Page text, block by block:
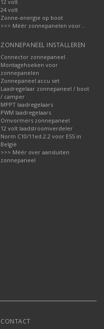
12 volt
24 volt
Zonne-energie op boot
>>> Méér zonnepanelen voor...
ZONNEPANEEL INSTALLEREN
Connector zonnepaneel
Montagehoeken voor
zonnepanelen
Zonnepaneel accu set
Laadregelaar zonnepaneel / boot
/ camper
MPPT laadregelaars
PWM laadregelaars
Omvormers zonnepaneel
12 volt laadstroomverdeler
Norm C10/11ed.2.2 voor ESS in
België
>>> Méér over aansluiten
zonnepaneel
CONTACT